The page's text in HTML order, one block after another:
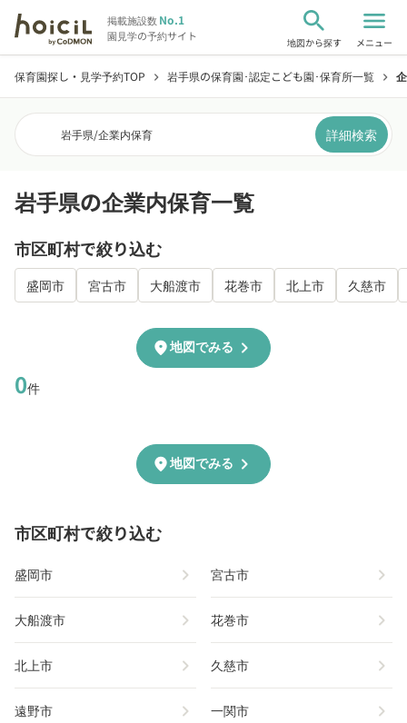
掲載施設数No.1
園見学の予約サイト
search
地図から探す
menu
メニュー
保育園探し・見学予約TOP chevron_right 岩手県の保育園･認定こども園･保育所一覧 chevron_right
岩手県/企業内保育 詳細検索
岩手県の企業内保育一覧
市区町村で絞り込む
盛岡市 宮古市 大船渡市 花巻市 北上市 久慈市
0件
location_on地図でみる chevron_right
location_on地図でみる chevron_right
市区町村で絞り込む
盛岡市 chevron_right 宮古市 chevron_right
大船渡市 chevron_right 花巻市 chevron_right
北上市 chevron_right 久慈市 chevron_right
遠野市 chevron_right 一関市 chevron_right